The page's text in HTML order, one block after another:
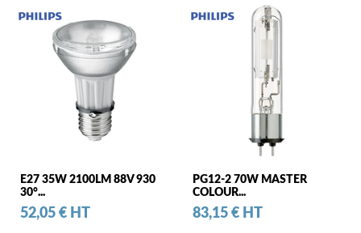
E27 35W 2100LM 88V 930
30°...
Prix
52,05 € HT
PG12-2 70W MASTER
COLOUR...
Prix
83,15 € HT